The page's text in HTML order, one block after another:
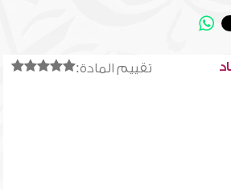
تقييم المادة: